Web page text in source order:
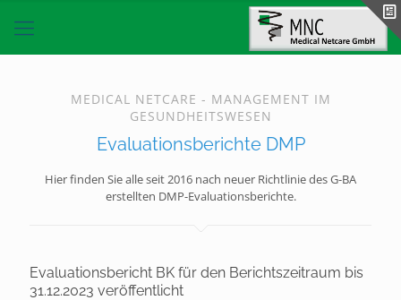
MEDICAL NETCARE - MANAGEMENT IM
GESUNDHEITSWESEN
Evaluationsberichte DMP
Hier finden Sie alle seit 2016 nach neuer Richtlinie des G-BA
erstellten DMP-Evaluationsberichte.
Evaluationsbericht BK für den Berichtszeitraum bis
31.12.2023 veröffentlicht